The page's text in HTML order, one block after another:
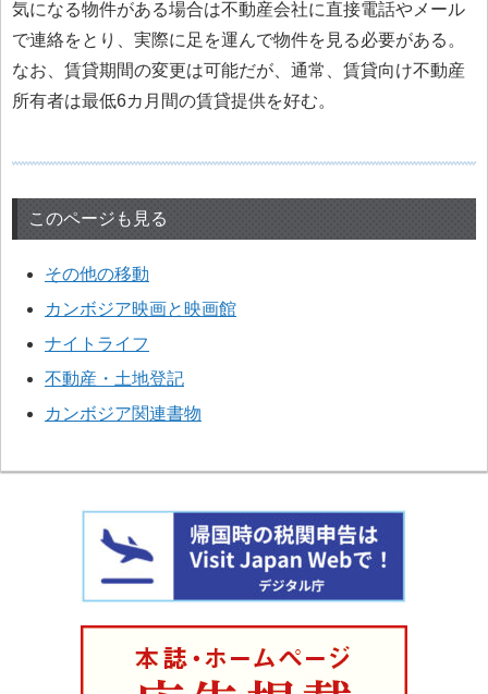
気になる物件がある場合は不動産会社に直接電話やメール
で連絡をとり、実際に足を運んで物件を見る必要がある。
なお、賃貸期間の変更は可能だが、通常、賃貸向け不動産
所有者は最低6カ月間の賃貸提供を好む。
このページも見る
その他の移動
カンボジア映画と映画館
ナイトライフ
不動産・土地登記
カンボジア関連書物